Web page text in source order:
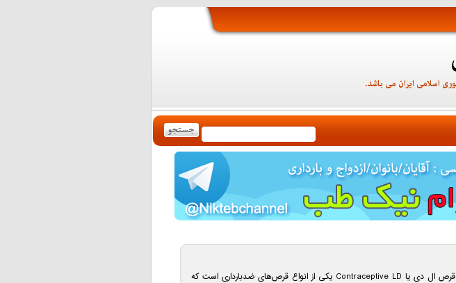
قرص ال دی یا Contraceptive LD یکی از انواع قرص‌های ضدبارداری است که